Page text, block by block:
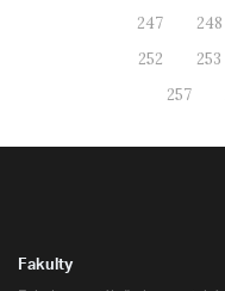
247
248
252
253
257
Fakulty